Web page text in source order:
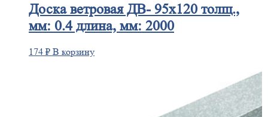
Доскаветровая ДВ- 95х120 толщ.,
мм: 0.4 длина, мм: 2000
174 ₽ В корзину